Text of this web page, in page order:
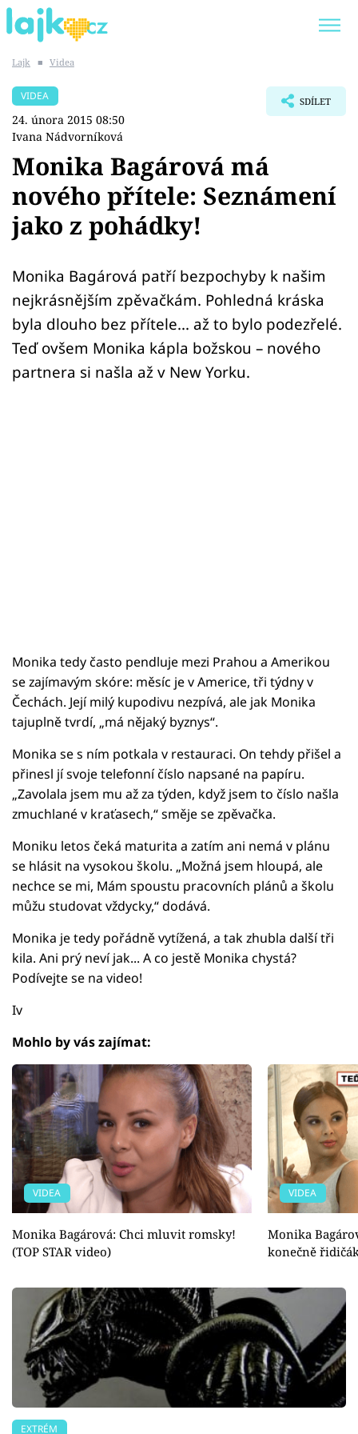
SHOPAHOLICADEL
Témata
Showbyznys
Youtubeři
Virály
Sex a vztahy
Lajk ■ Videa
VIDEA
24. února 2015 08:50
Ivana Nádvorníková
SDÍLET
Monika Bagárová má
nového přítele: Seznámení
jako z pohádky!
Monika Bagárová patří bezpochyby k našim
nejkrásnějším zpěvačkám. Pohledná kráska
byla dlouho bez přítele... až to bylo podezřelé.
Teď ovšem Monika kápla božskou – nového
partnera si našla až v New Yorku.
Monika tedy často pendluje mezi Prahou a Amerikou
se zajímavým skóre: měsíc je v Americe, tři týdny v
Čechách. Její milý kupodivu nezpívá, ale jak Monika
tajuplně tvrdí, „má nějaký byznys“.
Monika se s ním potkala v restauraci. On tehdy přišel a
přinesl jí svoje telefonní číslo napsané na papíru.
„Zavolala jsem mu až za týden, když jsem to číslo našla
zmuchlané v kraťasech,“ směje se zpěvačka.
Moniku letos čeká maturita a zatím ani nemá v plánu
se hlásit na vysokou školu. „Možná jsem hloupá, ale
nechce se mi, Mám spoustu pracovních plánů a školu
můžu studovat vždycky,“ dodává.
Monika je tedy pořádně vytížená, a tak zhubla další tři
kila. Ani prý neví jak... A co jestě Monika chystá?
Podívejte se na video!
Iv
Mohlo by vás zajímat:
VIDEA
Monika Bagárová: Chci mluvit romsky!
(TOP STAR video)
VIDEA
Monika
konečně
EXTRÉM